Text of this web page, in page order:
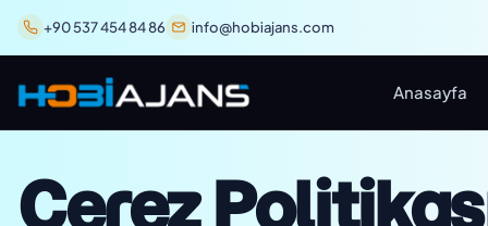
+90 537 454 84 86 info@hobiajans.com
Anasayfa
Çerez